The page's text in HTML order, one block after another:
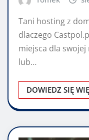
Tani hosting z
dlaczego
miejsca dla
lub…
DOWIEDZ SIĘ